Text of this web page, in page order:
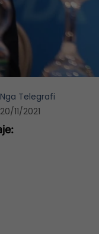
Nga Telegrafi
20/11/2021